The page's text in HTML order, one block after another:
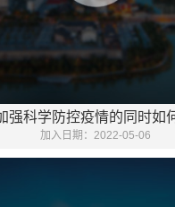
加入日期： 2022-05-06